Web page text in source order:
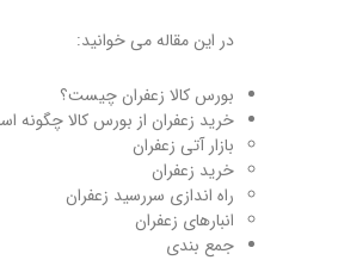
در این مقاله می خوانید:
بورس کالا زعفران چیست؟
خرید زعفران از بورس کالا چگونه
بازار آتی زعفران
خرید زعفران
راه اندازی سررسید زعفران
انبارهای زعفران
جمع بندی